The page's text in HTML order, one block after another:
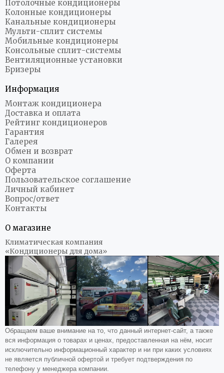
Потолочные кондиционеры
Колонные кондиционеры
Канальные кондиционеры
Мульти-сплит системы
Мобильные кондиционеры
Консольные сплит-системы
Вентиляционные установки
Бризеры
Информация
Монтаж кондиционера
Доставка и оплата
Рейтинг кондиционеров
Гарантия
Галерея
Обмен и возврат
О компании
Оферта
Пользовательское соглашение
Личный кабинет
Вопрос/ответ
Контакты
О магазине
Климатическая компания
«Кондиционеры для дома»
Обращаем ваше внимание на то, что данный интернет-сайт, а также
вся информация о товарах и ценах, предоставленная на нём, носит
исключительно информационный характер и ни при каких условиях
не является публичной офертой и требует подтверждения по
телефону у менеджера компании.